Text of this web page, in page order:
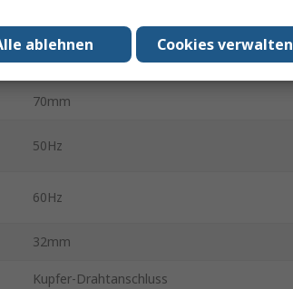
503g
30VA
70mm
50Hz
60Hz
32mm
Kupfer-Drahtanschluss
Cookies verwalten
ablehnen